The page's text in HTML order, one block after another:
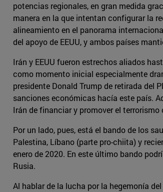
potencias regionales, en gran medida
manera en la que intentan configurar la
alineamiento en el panorama
del apoyo de EEUU, y ambos países
Irán y EEUU fueron estrechos aliados
como momento inicial especialmente
presidente Donald Trump de retirada del
sanciones económicas hacía este país.
Irán de financiar y promover el
Por un lado, pues, está el bando de los
Palestina, Líbano (parte pro-chiita) y
enero de 2020. En este último bando
Rusia.
Al hablar de la lucha por la hegemonía